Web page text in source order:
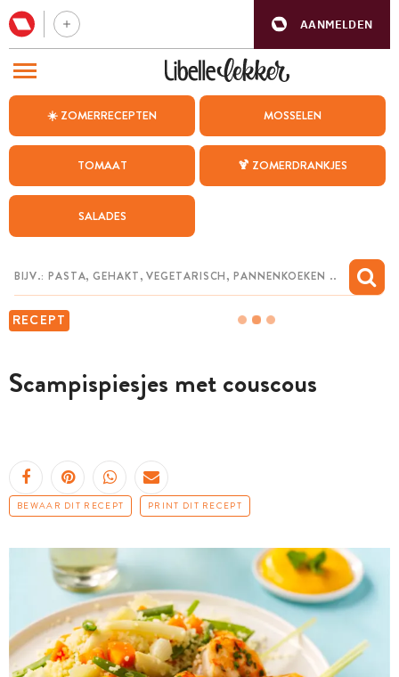
AANMELDEN
☀️ ZOMERRECEPTEN MOSSELEN
TOMAAT 🍹 ZOMERDRANKJES
SALADES
RECEPT
Scampispiesjes met couscous
BEWAAR DIT RECEPT PRINT DIT RECEPT
BEZOEK ONZE ANDERE WEBSITES
WEEKMENU
CHAT MET MAIA
MIJN BEWAARDE RECEPTEN